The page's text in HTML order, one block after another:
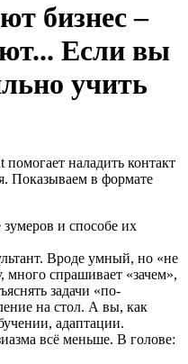
бизнес –
Если вы
учить
наладить контакт
Показываем в формате
и способе их
Вроде умный, но «не
много спрашивает «зачем»,
задачи «по-
на стол. А вы, как
адаптации.
всё меньше. В голове: